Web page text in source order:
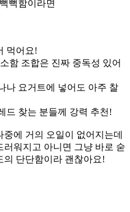
뻑함이라면
먹어요!
함 조합은 진짜 중독성 있어
나 요거트에 넣어도 아주 찰
드 찾는 분들께 강력 추천!
에 거의 오일이 없어지는데
워지고 아니면 그냥 바로 숟
의 단단함이라 괜찮아요!